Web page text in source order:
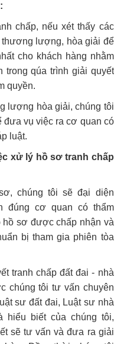
chấp, nếu xét thấy các
thương lượng, hòa giải để
cho khách hàng nhằm
trong qúa trình giải quyết
quyền.
lượng hòa giải, chúng tôi
đưa vụ việc ra cơ quan có
luật.
xử lý hồ sơ tranh chấp
chúng tôi sẽ đại diện
đúng cơ quan có thẩm
hồ sơ được chấp nhận và
bị tham gia phiên tòa
tranh chấp đất đai - nhà
chúng tôi tư vấn chuyên
sư đất đai, Luật sư nhà
hiểu biết của chúng tôi,
sẽ tư vấn và đưa ra giải